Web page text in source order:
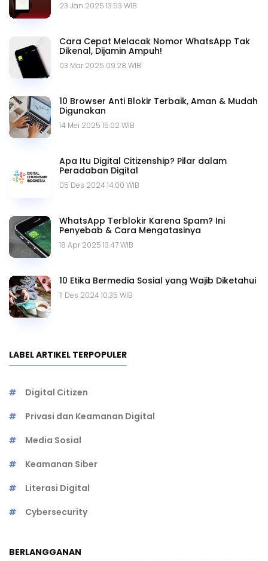
23 Jan 2025 13.53 WIB
Cara Cepat Melacak Nomor WhatsApp Tak
Dikenal, Dijamin Ampuh!
03 Mar 2025 09.28 WIB
10 Browser Anti Blokir Terbaik, Aman & Mudah
Digunakan
14 Mei 2025 15.02 WIB
Apa Itu Digital Citizenship? Pilar dalam
Peradaban Digital
05 Des 2024 14.00 WIB
WhatsApp Terblokir Karena Spam? Ini
Penyebab & Cara Mengatasinya
18 Apr 2025 13.47 WIB
10 Etika Bermedia Sosial yang Wajib Diketahui
11 Des 2024 10.35 WIB
LABEL ARTIKEL TERPOPULER
Digital Citizen
Privasi dan Keamanan Digital
Media Sosial
Keamanan Siber
Literasi Digital
Cybersecurity
BERLANGGANAN